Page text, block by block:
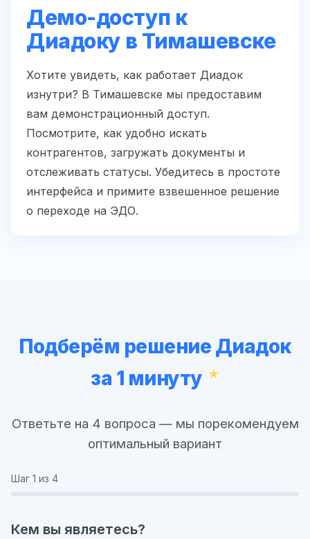
Демо-доступ к
Диадоку в Тимашевске
Хотите увидеть, как работает Диадок
изнутри? В Тимашевске мы предоставим
вам демонстрационный доступ.
Посмотрите, как удобно искать
контрагентов, загружать документы и
отслеживать статусы. Убедитесь в простоте
интерфейса и примите взвешенное решение
о переходе на ЭДО.
Подберём решение Диадок
за 1 минуту
Ответьте на 4 вопроса — мы порекомендуем
оптимальный вариант
Шаг 1 из 4
Кем вы являетесь?